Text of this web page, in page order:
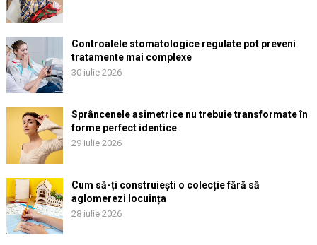
Controalele stomatologice regulate pot preveni
tratamente mai complexe
30 iulie 2026
Sprâncenele asimetrice nu trebuie transformate în
forme perfect identice
29 iulie 2026
Cum să-ți construiești o colecție fără să
aglomerezi locuința
28 iulie 2026